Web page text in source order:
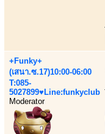
+Funky+
(เสนา.ซ.17)10:00-06:00
T:085-
5027899♥Line:funkyclub
Moderator